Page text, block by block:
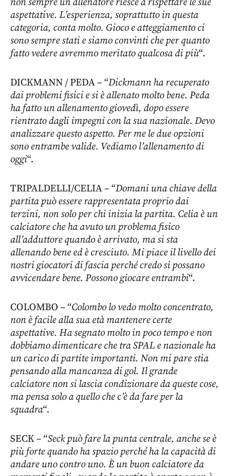
aspettative. L’esperienza, soprattutto in questa
categoria, conta molto. Gioco e atteggiamento ci
sono sempre stati e siamo convinti che per quanto
fatto vedere avremmo meritato qualcosa di più“.
DICKMANN / PEDA – “Dickmann ha recuperato
dai problemi fisici e si è allenato molto bene. Peda
ha fatto un allenamento giovedì, dopo essere
rientrato dagli impegni con la sua nazionale. Devo
analizzare questo aspetto. Per me le due opzioni
sono entrambe valide. Vediamo l’allenamento di
oggi“.
TRIPALDELLI/CELIA – “Domani una chiave della
partita può essere rappresentata proprio dai
terzini, non solo per chi inizia la partita. Celia è un
calciatore che ha avuto un problema fisico
all’adduttore quando è arrivato, ma si sta
allenando bene ed è cresciuto. Mi piace il livello dei
nostri giocatori di fascia perché credo si possano
avvicendare bene. Possono giocare entrambi“.
COLOMBO – “Colombo lo vedo molto concentrato,
non è facile alla sua età mantenere certe
aspettative. Ha segnato molto in poco tempo e non
dobbiamo dimenticare che tra SPAL e nazionale ha
un carico di partite importanti. Non mi pare stia
pensando alla mancanza di gol. Il grande
calciatore non si lascia condizionare da queste cose,
ma pensa solo a quello che c’è da fare per la
squadra“.
SECK – “Seck può fare la punta centrale, anche se è
più forte quando ha spazio perché ha la capacità di
andare uno contro uno. È un buon calciatore da